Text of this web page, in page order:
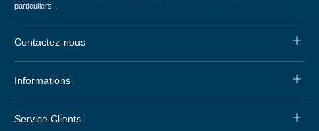
particuliers.
Contactez-nous
Informations
Service Clients